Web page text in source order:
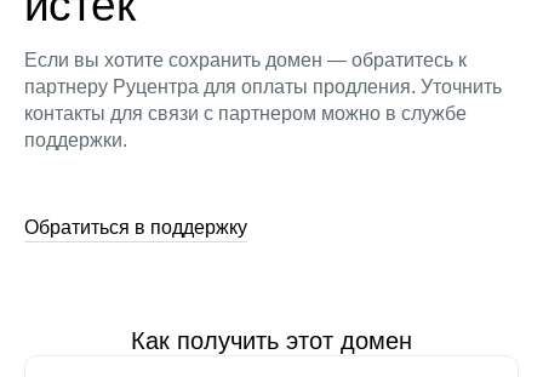
Если вы хотите сохранить домен — обратитесь к
партнеру Руцентра для оплаты продления. Уточнить
контакты для связи с партнером можно в службе
поддержки.
Обратиться в поддержку
Как получить этот домен